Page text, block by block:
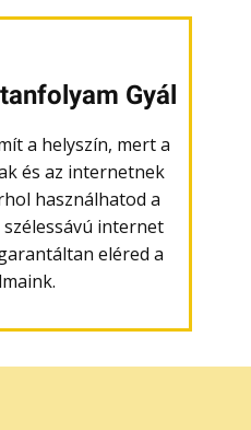
Gyál
a helyszín, mert a
és az internetnek
használhatod a
internet
eléred a